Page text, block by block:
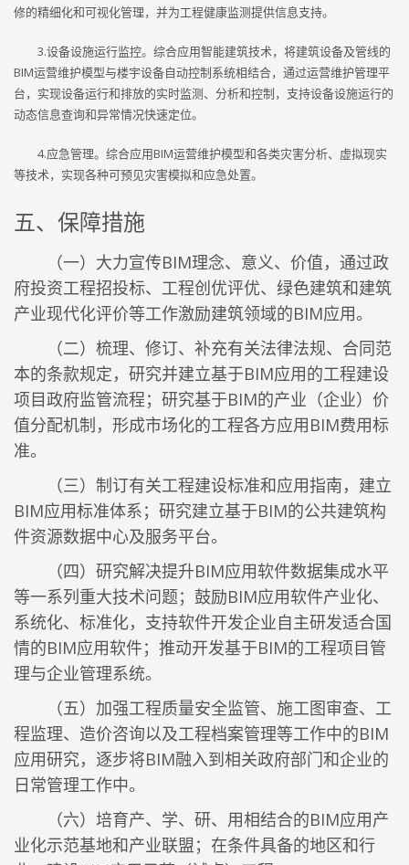
修的精细化和可视化管理，并为工程健康监测提供信息支持。
3.设备设施运行监控。综合应用智能建筑技术，将建筑设备及管线的
BIM运营维护模型与楼宇设备自动控制系统相结合，通过运营维护管理平
台，实现设备运行和排放的实时监测、分析和控制，支持设备设施运行的
动态信息查询和异常情况快速定位。
4.应急管理。综合应用BIM运营维护模型和各类灾害分析、虚拟现实
等技术，实现各种可预见灾害模拟和应急处置。
五、保障措施
（一）大力宣传BIM理念、意义、价值，通过政
府投资工程招投标、工程创优评优、绿色建筑和建筑
产业现代化评价等工作激励建筑领域的BIM应用。
（二）梳理、修订、补充有关法律法规、合同范
本的条款规定，研究并建立基于BIM应用的工程建设
项目政府监管流程；研究基于BIM的产业（企业）价
值分配机制，形成市场化的工程各方应用BIM费用标
准。
（三）制订有关工程建设标准和应用指南，建立
BIM应用标准体系；研究建立基于BIM的公共建筑构
件资源数据中心及服务平台。
（四）研究解决提升BIM应用软件数据集成水平
等一系列重大技术问题；鼓励BIM应用软件产业化、
系统化、标准化，支持软件开发企业自主研发适合国
情的BIM应用软件；推动开发基于BIM的工程项目管
理与企业管理系统。
（五）加强工程质量安全监管、施工图审查、工
程监理、造价咨询以及工程档案管理等工作中的BIM
应用研究，逐步将BIM融入到相关政府部门和企业的
日常管理工作中。
（六）培育产、学、研、用相结合的BIM应用产
业化示范基地和产业联盟；在条件具备的地区和行